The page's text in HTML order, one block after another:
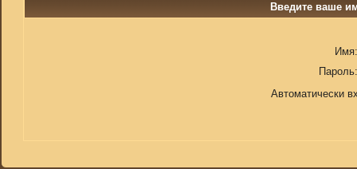
Введите ваше
Имя:
Пароль:
Автоматически